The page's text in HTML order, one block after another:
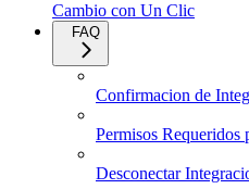
Cambio con Un Clic
FAQ
Confirmacion de
Permisos Requeridos
Desconectar